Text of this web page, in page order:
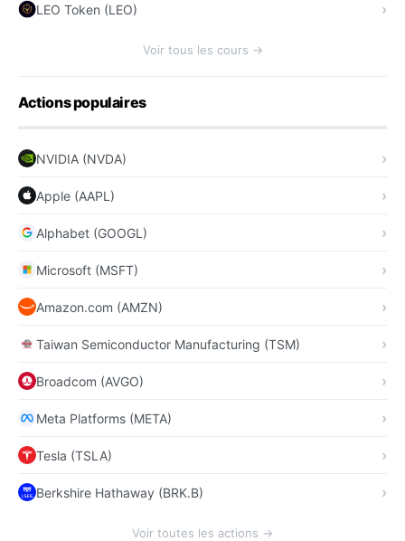
LEO Token (LEO)
Voir tous les cours →
Actions populaires
NVIDIA (NVDA)
Apple (AAPL)
Alphabet (GOOGL)
Microsoft (MSFT)
Amazon.com (AMZN)
Taiwan Semiconductor Manufacturing (TSM)
Broadcom (AVGO)
Meta Platforms (META)
Tesla (TSLA)
Berkshire Hathaway (BRK.B)
Voir toutes les actions →